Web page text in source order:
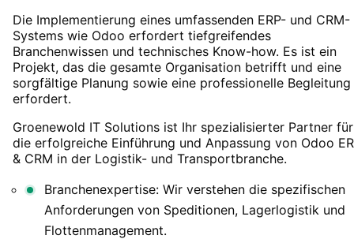
Die Implementierung eines umfassenden ERP- und CRM-
Systems wie Odoo erfordert tiefgreifendes
Branchenwissen und technisches Know-how. Es ist ein
Projekt, das die gesamte Organisation betrifft und eine
sorgfältige Planung sowie eine professionelle Begleitung
erfordert.
Groenewold IT Solutions ist Ihr spezialisierter Partner für
die erfolgreiche Einführung und Anpassung von Odoo
& CRM in der Logistik- und Transportbranche.
Branchenexpertise: Wir verstehen die spezifischen
Anforderungen von Speditionen, Lagerlogistik und
Flottenmanagement.